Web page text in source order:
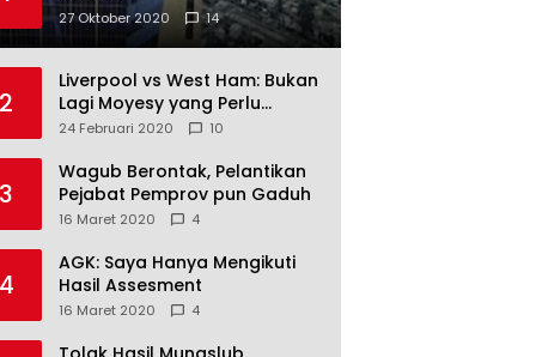
27 Oktober 2020 14
2
Liverpool vs West Ham: Bukan
Lagi Moyesy yang Perlu
Ditakuti
24 Februari 2020 10
3
Wagub Berontak, Pelantikan
Pejabat Pemprov pun Gaduh
16 Maret 2020 4
4
AGK: Saya Hanya Mengikuti
Hasil Assesment
16 Maret 2020 4